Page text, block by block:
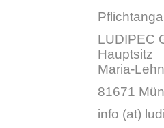
LUDIPEC
Hauptsitz
Maria-
81671
info (at)